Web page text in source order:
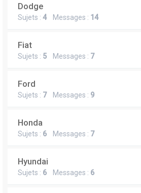
Dodge
Sujets : 4Messages : 14
Fiat
Sujets : 5 Messages : 7
Ford
Sujets : 7Messages : 9
Honda
Sujets : 6 Messages : 7
Hyundai
Sujets : 6 Messages : 6